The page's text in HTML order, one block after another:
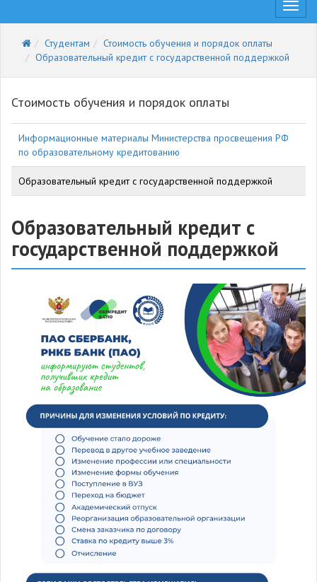
Студентам
Стоимость обучения и порядок оплаты
Образовательный кредит с государственной поддержкой
Стоимость обучения и порядок оплаты
Информационные материалы Министерства просвещения РФ
по образовательному кредитованию
Образовательный кредит с государственной поддержкой
Образовательный кредит с
государственной поддержкой